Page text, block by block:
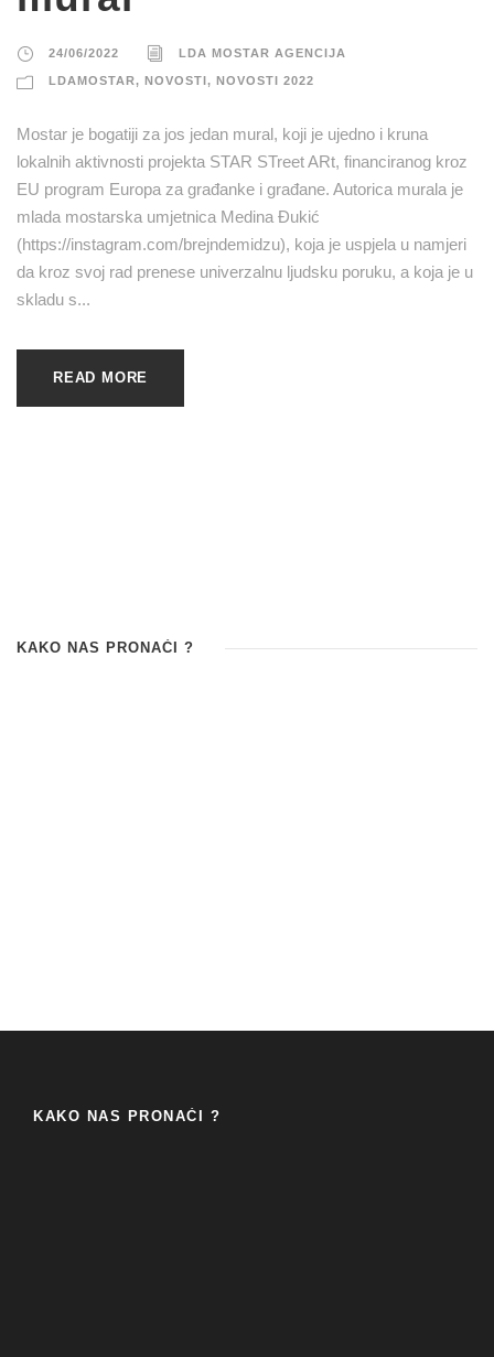
24/06/2022 LDA MOSTAR AGENCIJA
LDAMOSTAR, NOVOSTI, NOVOSTI 2022
Mostar je bogatiji za jos jedan mural, koji je ujedno i kruna
lokalnih aktivnosti projekta STAR STreet ARt, financiranog kroz
EU program Europa za građanke i građane. Autorica murala je
mlada mostarska umjetnica Medina Đukić
(https://instagram.com/brejndemidzu), koja je uspjela u namjeri
da kroz svoj rad prenese univerzalnu ljudsku poruku, a koja je u
skladu s...
READ MORE
KAKO NAS PRONAĆI ?
KAKO NAS PRONAĆI ?